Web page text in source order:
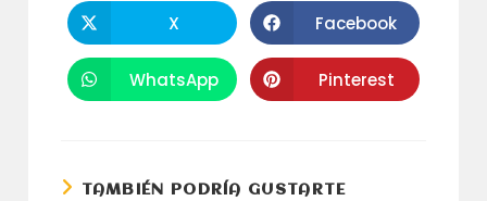
abre
en
una
nueva
ventana
X Se
abre
en
una
nueva
ventana
Facebook
Se
abre
WhatsApp Se
abre
Pinterest
TAMBIÉN PODRÍA GUSTARTE